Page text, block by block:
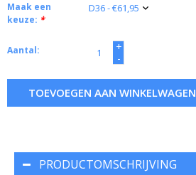
Maak een
keuze: *
Aantal:
+
-
TOEVOEGEN AAN WINKELWAGEN
PRODUCTOMSCHRIJVING